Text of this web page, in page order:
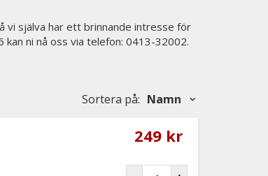
vi själva har ett brinnande intresse för
ni nå oss via telefon: 0413-32002.
Sortera på: Namn
249 kr